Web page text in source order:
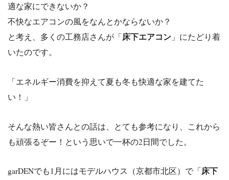
適な家にできないか？
不快なエアコンの風をなんとかならないか？
と考え、多くの工務店さんが「床下エアコン 」にたどり着
いたのです。
「エネルギー消費を抑えて夏も冬も快適な家を建てた
い！」
そんな熱い皆さんとの話は、とても参考になり、これから
も頑張るぞー！という思いで一杯の2日間でした。
garDENでも1月にはモデルハウス（京都市北区）で「床下